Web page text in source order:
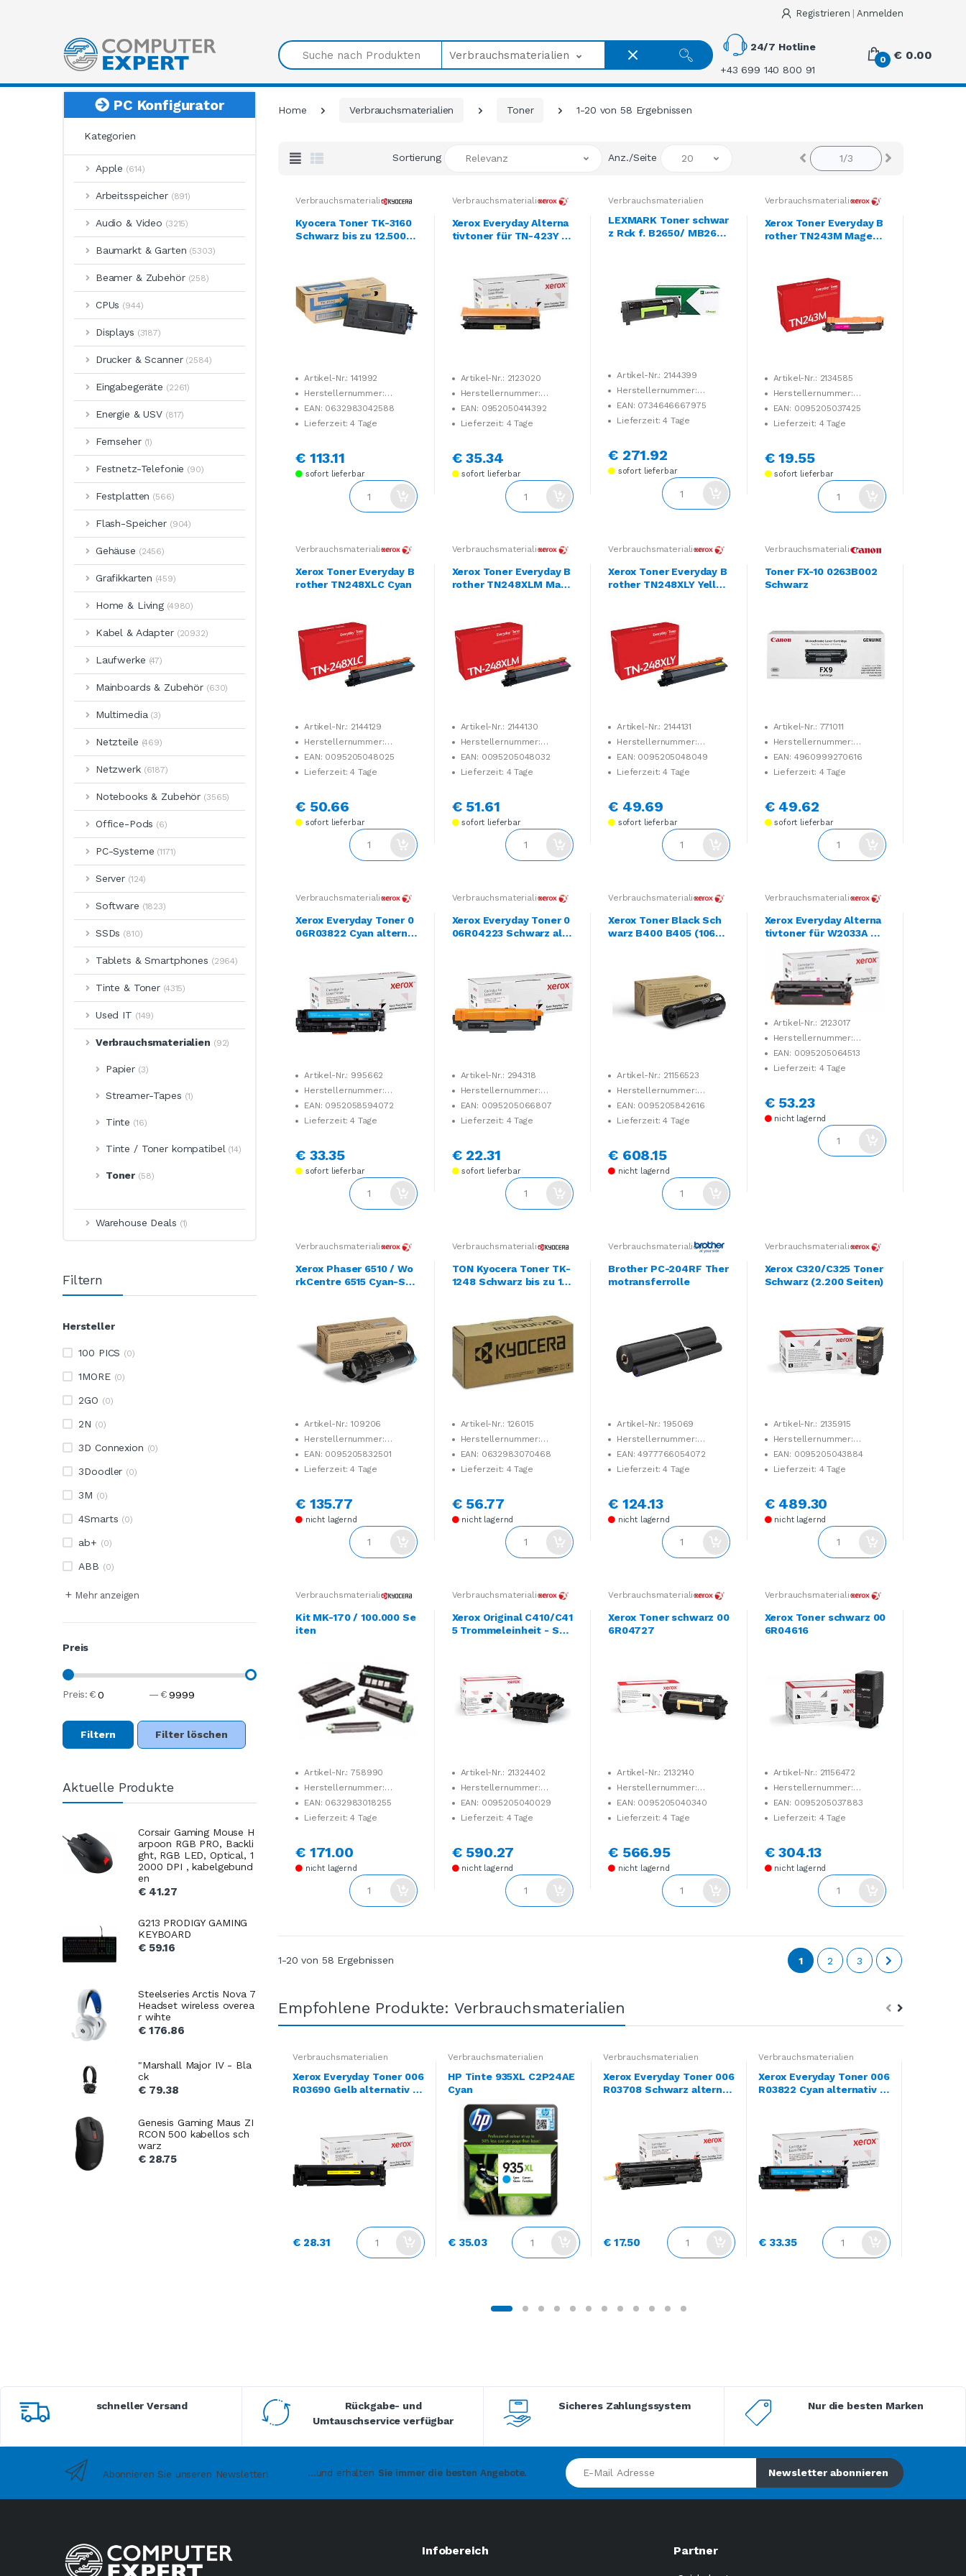
Registrieren Anmelden
Search
Verbrauchsmaterialien
24/7 Hotline
+43 699 140 800 91
0 € 0.00
PC Konfigurator
Kategorien
Apple (614)
Arbeitsspeicher (891)
Audio & Video (3215)
Baumarkt & Garten (5303)
Beamer & Zubehör (258)
CPUs (944)
Displays (3187)
Drucker & Scanner (2584)
Eingabegeräte (2261)
Energie & USV (817)
Fernseher (1)
Festnetz-Telefonie (90)
Festplatten (566)
Flash-Speicher (904)
Gehäuse (2456)
Grafikkarten (459)
Home & Living (4980)
Kabel & Adapter (20932)
Laufwerke (47)
Mainboards & Zubehör (630)
Multimedia (3)
Netzteile (469)
Netzwerk (6187)
Notebooks & Zubehör (3565)
Office-Pods (6)
PC-Systeme (1171)
Server (124)
Software (1823)
SSDs (810)
Tablets & Smartphones (2964)
Tinte & Toner (4315)
Used IT (149)
Verbrauchsmaterialien (92)
Papier (3)
Streamer-Tapes (1)
Tinte (16)
Tinte / Toner kompatibel (14)
Toner (58)
Warehouse Deals (1)
Filtern
Hersteller
100 PICS (0)
1MORE (0)
2GO (0)
2N (0)
3D Connexion (0)
3Doodler (0)
3M (0)
4Smarts (0)
ab+ (0)
ABB (0)
+ Mehr anzeigen
Preis
Preis: € —€
Filtern Filter löschen
Aktuelle Produkte
Corsair Gaming Mouse H
arpoon RGB PRO, Backli
ght, RGB LED, Optical, 1
2000 DPI , kabelgebund
en
€ 41.27
G213 PRODIGY GAMING
KEYBOARD
€ 59.16
Steelseries Arctis Nova 7
Headset wireless overea
r wihte
€ 176.86
"Marshall Major IV - Bla
ck
€ 79.38
Genesis Gaming Maus ZI
RCON 500 kabellos sch
warz
€ 28.75
Home Verbrauchsmaterialien Toner 1-20 von 58 Ergebnissen
Sortierung Relevanz Anz./Seite 20
Verbrauchsmaterialien
Kyocera Toner TK-3160
Schwarz bis zu 12.500 S
Artikel-Nr.: 141992
Herstellernummer:
1T02T90NL0
EAN: 0632983042588
Lieferzeit: 4 Tage
€ 113.11
sofort lieferbar
Verbrauchsmaterialien
Xerox Everyday Alterna
tivtoner für TN-423Y G
Artikel-Nr.: 2123020
Herstellernummer:
006R04762
EAN: 0952050414392
Lieferzeit: 4 Tage
€ 35.34
sofort lieferbar
Verbrauchsmaterialien
LEXMARK Toner schwar
z Rck f. B2650/ MB2650
Artikel-Nr.: 2144399
Herstellernummer:
B262U00
EAN: 0734646667975
Lieferzeit: 4 Tage
€ 271.92
sofort lieferbar
Verbrauchsmaterialien
Xerox Toner Everyday B
rother TN243M Magent
Artikel-Nr.: 2134585
Herstellernummer:
006R04582
EAN: 0095205037425
Lieferzeit: 4 Tage
€ 19.55
sofort lieferbar
Verbrauchsmaterialien
Xerox Toner Everyday B
rother TN248XLC Cyan
Artikel-Nr.: 2144129
Herstellernummer:
006R04876
EAN: 0095205048025
Lieferzeit: 4 Tage
€ 50.66
sofort lieferbar
Verbrauchsmaterialien
Xerox Toner Everyday B
rother TN248XLM Mage
Artikel-Nr.: 2144130
Herstellernummer:
006R04877
EAN: 0095205048032
Lieferzeit: 4 Tage
€ 51.61
sofort lieferbar
Verbrauchsmaterialien
Xerox Toner Everyday B
rother TN248XLY Yello
Artikel-Nr.: 2144131
Herstellernummer:
006R04878
EAN: 0095205048049
Lieferzeit: 4 Tage
€ 49.69
sofort lieferbar
Verbrauchsmaterialien
Toner FX-10 0263B002
Schwarz
Artikel-Nr.: 771011
Herstellernummer:
0263B002
EAN: 4960999270616
Lieferzeit: 4 Tage
€ 49.62
sofort lieferbar
Verbrauchsmaterialien
Xerox Everyday Toner 0
06R03822 Cyan alterna
Artikel-Nr.: 995662
Herstellernummer:
006R03822
EAN: 0952058594072
Lieferzeit: 4 Tage
€ 33.35
sofort lieferbar
Verbrauchsmaterialien
Xerox Everyday Toner 0
06R04223 Schwarz alte
Artikel-Nr.: 294318
Herstellernummer:
006R04223
EAN: 0095205066807
Lieferzeit: 4 Tage
€ 22.31
sofort lieferbar
Verbrauchsmaterialien
Xerox Toner Black Sch
warz B400 B405 (106R0
Artikel-Nr.: 21156523
Herstellernummer:
106R03584
EAN: 0095205842616
Lieferzeit: 4 Tage
€ 608.15
nicht lagernd
Verbrauchsmaterialien
Xerox Everyday Alterna
tivtoner für W2033A Ma
genta für ca. 2.100 Seit
Artikel-Nr.: 2123017
Herstellernummer:
006R04187
EAN: 0095205064513
Lieferzeit: 4 Tage
€ 53.23
nicht lagernd
Verbrauchsmaterialien
Xerox Phaser 6510 / Wo
rkCentre 6515 Cyan-Sta
Artikel-Nr.: 109206
Herstellernummer:
106R03473
EAN: 0095205832501
Lieferzeit: 4 Tage
€ 135.77
nicht lagernd
Verbrauchsmaterialien
TON Kyocera Toner TK-
1248 Schwarz bis zu 1.5
Artikel-Nr.: 126015
Herstellernummer:
1T02Y80NL0
EAN: 0632983070468
Lieferzeit: 4 Tage
€ 56.77
nicht lagernd
Verbrauchsmaterialien
Brother PC-204RF Ther
motransferrolle
Artikel-Nr.: 195069
Herstellernummer:
PC204RF
EAN: 4977766054072
Lieferzeit: 4 Tage
€ 124.13
nicht lagernd
Verbrauchsmaterialien
Xerox C320/C325 Toner
Schwarz (2.200 Seiten)
Artikel-Nr.: 2135915
Herstellernummer:
006R04823
EAN: 0095205043884
Lieferzeit: 4 Tage
€ 489.30
nicht lagernd
Verbrauchsmaterialien
Kit MK-170 / 100.000 Se
iten
Artikel-Nr.: 758990
Herstellernummer:
1702LZ8NL0
EAN: 0632983018255
Lieferzeit: 4 Tage
€ 171.00
nicht lagernd
Verbrauchsmaterialien
Xerox Original C410/C41
5 Trommeleinheit - Sch
Artikel-Nr.: 21324402
Herstellernummer:
013R00701
EAN: 0095205040029
Lieferzeit: 4 Tage
€ 590.27
nicht lagernd
Verbrauchsmaterialien
Xerox Toner schwarz 00
6R04727
Artikel-Nr.: 2132140
Herstellernummer:
006R04727
EAN: 0095205040340
Lieferzeit: 4 Tage
€ 566.95
nicht lagernd
Verbrauchsmaterialien
Xerox Toner schwarz 00
6R04616
Artikel-Nr.: 21156472
Herstellernummer:
006R04616
EAN: 0095205037883
Lieferzeit: 4 Tage
€ 304.13
nicht lagernd
1-20 von 58 Ergebnissen 1 2 3
Empfohlene Produkte: Verbrauchsmaterialien
Verbrauchsmaterialien
Xerox Everyday Toner 006
R03690 Gelb alternativ zu
€ 28.31
Verbrauchsmaterialien
HP Tinte 935XL C2P24AE
Cyan
€ 35.03
Verbrauchsmaterialien
Xerox Everyday Toner 006
R03708 Schwarz alternat
€ 17.50
Verbrauchsmaterialien
Xerox Everyday Toner 006
R03822 Cyan alternativ z
€ 33.35
schneller Versand
Rückgabe- und
Umtauschservice verfügbar
Sicheres Zahlungssystem Nur die besten Marken
Abonnieren Sie unseren Newsletter! ...und erhalten Sie immer die besten Angebote.
E-Mail Adresse
Newsletter abonnieren
Infobereich Partner